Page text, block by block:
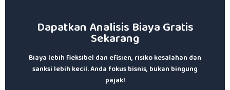
Dapatkan Analisis Biaya Gratis
Sekarang
Biaya lebih fleksibel dan efisien, risiko kesalahan dan
sanksi lebih kecil. Anda fokus bisnis, bukan bingung
pajak!